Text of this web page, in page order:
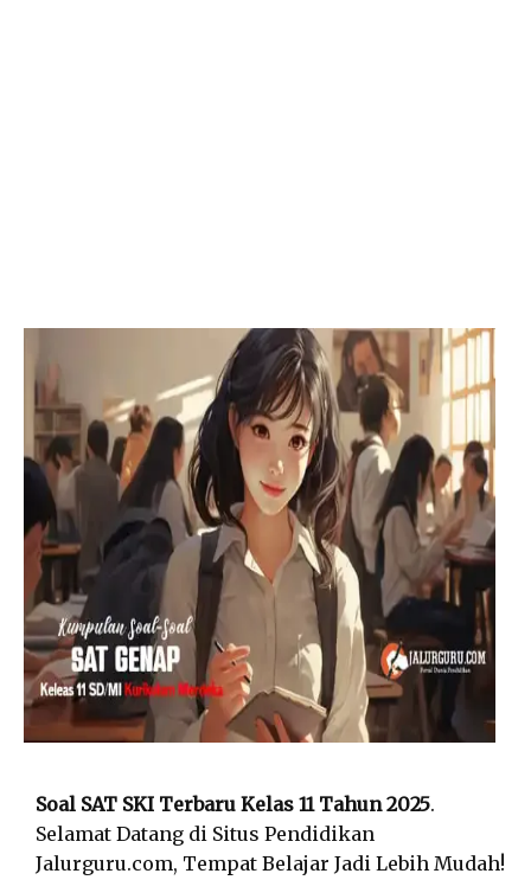
Soal SAT SKI Terbaru Kelas 11 Tahun 2025.
Selamat Datang di Situs Pendidikan
Jalurguru.com, Tempat Belajar Jadi Lebih Mudah!